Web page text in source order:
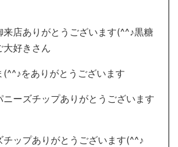
来店ありがとうございます(^^♪黒糖
大好きさん
(^^♪をありがとうございます
ーズチップありがとうございます
チップありがとうございます(^^♪